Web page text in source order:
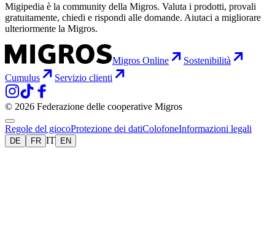
Migipedia è la community della Migros. Valuta i prodotti, provali
gratuitamente, chiedi e rispondi alle domande. Aiutaci a migliorare
ulteriormente la Migros.
Migros Online
Sostenibilità
Cumulus
Servizio clienti
© 2026 Federazione delle cooperative Migros
Regole del giocoProtezione dei datiColofoneInformazioni legali
DE FR IT EN